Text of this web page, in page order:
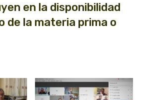
en la disponibilidad
de la materia prima o